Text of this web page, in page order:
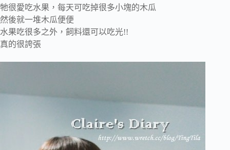
牠很愛吃水果，每天可吃掉很多小塊的木瓜
然後就一堆木瓜便便
水果吃很多之外，飼料還可以吃光!!
真的很誇張